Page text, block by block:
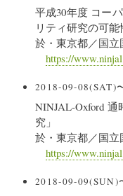
平成30年度 コー
リティ研究の可能性
於・東京都／国立
https://
2018-09-08(SAT)
NINJAL-Oxford
究」
於・東京都／国立
https://
2018-09-09(SUN)